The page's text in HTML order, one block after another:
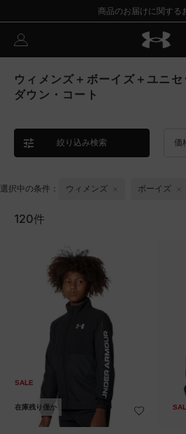
商品のお届けに関する
ウィメンズ＋ボーイズ＋ユニ
ダウン・コート
絞り込み検索 価
選択中の条件： ウィメンズ ボーイズ
120件
SALE
在庫残り僅か